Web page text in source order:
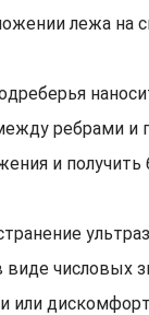
лежа на
ребрами
и получить
числовых
или